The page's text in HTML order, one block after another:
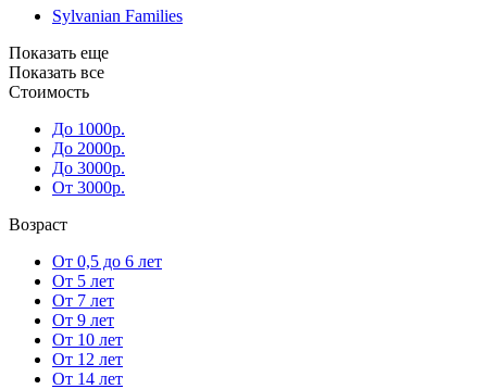
Sylvanian Families
Показать еще
Показать все
Стоимость
До 1000р.
До 2000р.
До 3000р.
От 3000р.
Возраст
От 0,5 до 6 лет
От 5 лет
От 7 лет
От 9 лет
От 10 лет
От 12 лет
От 14 лет